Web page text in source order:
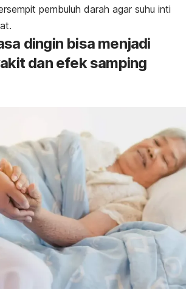
pembuluh darah agar suhu inti
dingin bisa menjadi
dan efek samping